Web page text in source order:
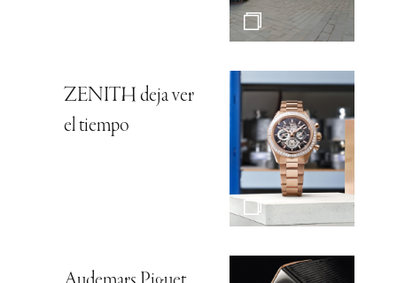
ZENITH deja ver
el tiempo